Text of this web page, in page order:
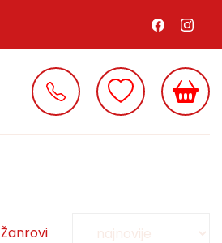
Žanrovi